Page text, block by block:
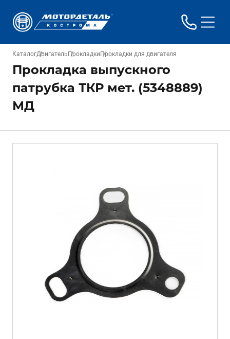
КаталогДвигатель Прокладки Прокладки для двигателя
Прокладка выпускного
патрубка ТКР мет. (5348889)
МД